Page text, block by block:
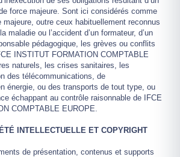
force majeure. Sont ici considérés comme
outre ceux habituellement reconnus
maladie ou l’accident d’un formateur, d’un
pédagogique, les grèves ou conflits
INSTITUT FORMATION COMPTABLE
naturels, les crises sanitaires, les
des télécommunications, de
énergie, ou des transports de tout type, ou
échappant au contrôle raisonnable de IFCE
COMPTABLE EUROPE.
INTELLECTUELLE ET COPYRIGHT
de présentation, contenus et supports